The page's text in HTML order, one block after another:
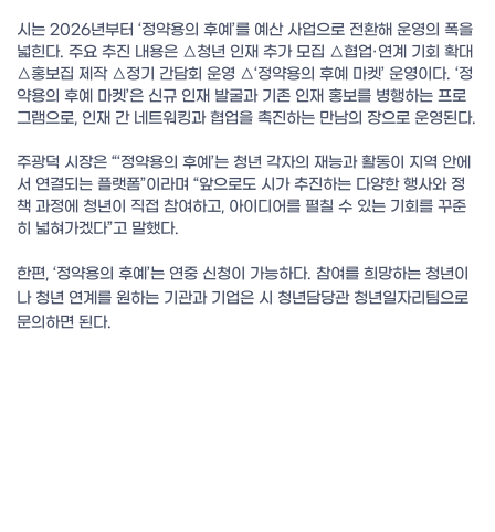
시는 2026년부터 ‘정약용의 후예’를 예산 사업으로 전환해 운영의 폭을
넓힌다. 주요 추진 내용은 △청년 인재 추가 모집 △협업·연계 기회 확대
△홍보집 제작 △정기 간담회 운영 △‘정약용의 후예 마켓’ 운영이다. ‘정
약용의 후예 마켓’은 신규 인재 발굴과 기존 인재 홍보를 병행하는 프로
그램으로, 인재 간 네트워킹과 협업을 촉진하는 만남의 장으로 운영된다.
주광덕 시장은 “‘정약용의 후예’는 청년 각자의 재능과 활동이 지역 안에
서 연결되는 플랫폼”이라며 “앞으로도 시가 추진하는 다양한 행사와 정
책 과정에 청년이 직접 참여하고, 아이디어를 펼칠 수 있는 기회를 꾸준
히 넓혀가겠다”고 말했다.
한편, ‘정약용의 후예’는 연중 신청이 가능하다. 참여를 희망하는 청년이
나 청년 연계를 원하는 기관과 기업은 시 청년담당관 청년일자리팀으로
문의하면 된다.